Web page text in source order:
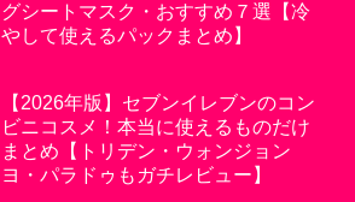
グシートマスク・おすすめ７選【冷
やして使えるパックまとめ】
【2026年版】セブンイレブンのコン
ビニコスメ！本当に使えるものだけ
まとめ【トリデン・ウォンジョン
ヨ・パラドゥもガチレビュー】